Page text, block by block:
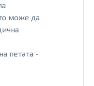
може да
петата -